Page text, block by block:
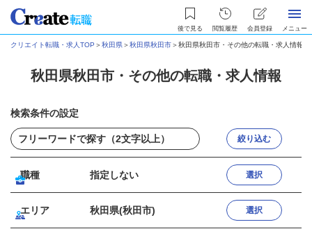
後で見る 閲覧履歴 会員登録 メニュー
クリエイト転職・求人TOP ＞秋田県＞秋田県秋田市＞秋田県秋田市・その他の転職・求人情報
秋田県秋田市・その他の転職・求人情報
検索条件の設定
絞り込む
職種 指定しない 選択
エリア 秋田県(秋田市) 選択